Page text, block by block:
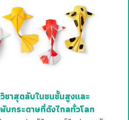
ชาสุดลับในชนชั้นสูงและ
บกระดาษที่ดังไกลทั่วโลก